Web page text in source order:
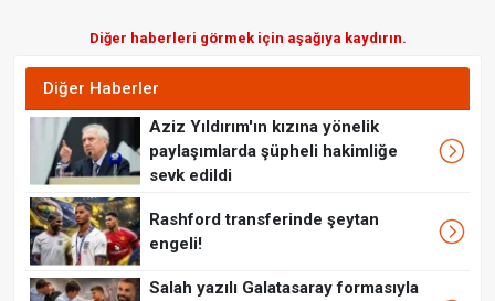
Diğer haberleri görmek için aşağıya kaydırın.
Diğer Haberler
Aziz Yıldırım'ın kızına yönelik
paylaşımlarda şüpheli hakimliğe
sevk edildi
Rashford transferinde şeytan
engeli!
Salah yazılı Galatasaray formasıyla